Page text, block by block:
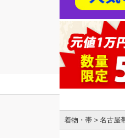
着物・帯 > 名古屋